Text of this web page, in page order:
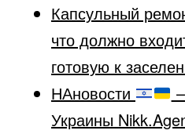
Капсульный
что должно
готовую к
НАновости
Украины